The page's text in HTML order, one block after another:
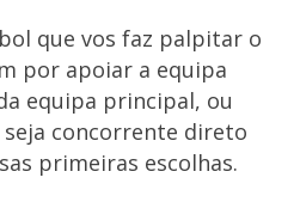
que vos faz palpitar o
por apoiar a equipa
equipa principal, ou
concorrente direto
primeiras escolhas.